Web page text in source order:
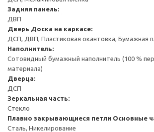
Задняя панель:
ДВП
Дверь Доска на каркасе:
ДСП, ДВП, Пластиковая окантовка, Бумажная
Наполнитель:
Сотовидный бумажный наполнитель (100 %
материала)
Дверца:
ДСП
Зеркальная часть:
Стекло
Плавно закрывающиеся петли Основные
Сталь, Никелирование